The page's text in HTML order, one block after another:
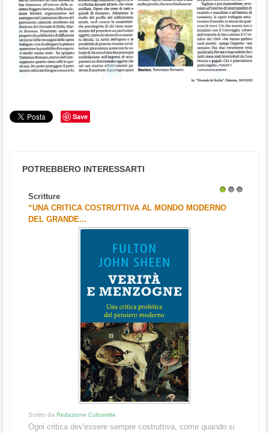
Save
POTREBBERO INTERESSARTI
Scritture
“UNA CRITICA COSTRUTTIVA AL MONDO MODERNO
DEL GRANDE...
Scritto da Redazione Culturelite
Ogni critica dev'essere sempre costruttiva, come quando si